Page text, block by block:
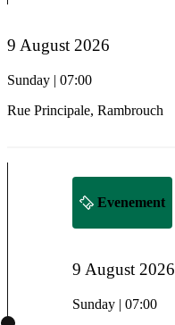
9 August 2026
Sunday | 07:00
Rue Principale, Rambrouch
Evenement
9 August 2026
Sunday | 07:00